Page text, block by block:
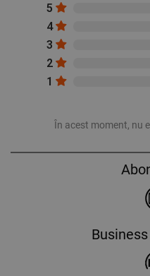
5
4
3
2
1
În acest moment, nu